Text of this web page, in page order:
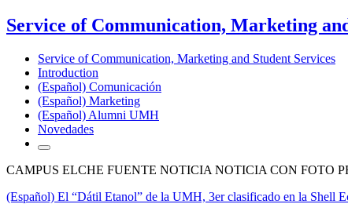
Service of Communication, Marketing
Service of Communication, Marketing and Student Services
Introduction
(Español) Comunicación
(Español) Marketing
(Español) Alumni UMH
Novedades
CAMPUS ELCHE FUENTE NOTICIA NOTICIA CON FOTO
(Español) El “Dátil Etanol” de la UMH, 3er clasificado en la Shell